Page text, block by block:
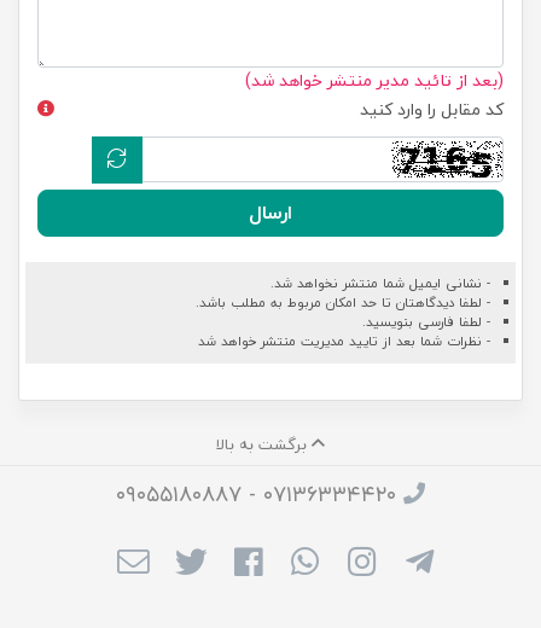
(بعد از تائید مدیر منتشر خواهد شد)
کد مقابل را وارد کنید
ارسال
- نشانی ایمیل شما منتشر نخواهد شد.
- لطفا دیدگاهتان تا حد امکان مربوط به مطلب باشد.
- لطفا فارسی بنویسید.
- نظرات شما بعد از تایید مدیریت منتشر خواهد شد
برگشت به بالا
۰۷۱۳۶۳۳۴۴۲۰ - ۰۹۰۵۵۱۸۰۸۸۷